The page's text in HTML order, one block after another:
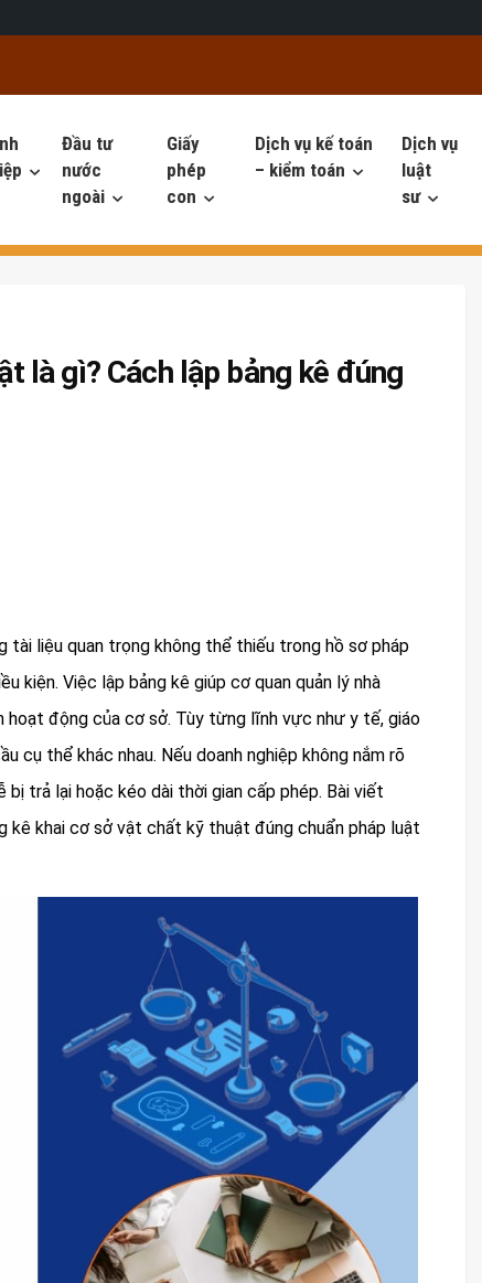
Đầu tư
nước
ngoài
Giấy
phép
con
Dịch vụ kế toán
– kiểm toán
Dịch vụ
luật
sư
là gì? Cách lập bảng kê đúng
tài liệu quan trọng không thể thiếu trong hồ sơ pháp
kiện. Việc lập bảng kê giúp cơ quan quản lý nhà
hoạt động của cơ sở. Tùy từng lĩnh vực như y tế, giáo
cụ thể khác nhau. Nếu doanh nghiệp không nắm rõ
trả lại hoặc kéo dài thời gian cấp phép. Bài viết
kê khai cơ sở vật chất kỹ thuật đúng chuẩn pháp luật